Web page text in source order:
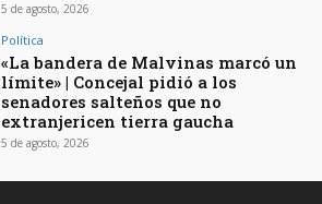
5 de agosto, 2026
Política
«La bandera de Malvinas marcó un
límite» | Concejal pidió a los
senadores salteños que no
extranjericen tierra gaucha
5 de agosto, 2026